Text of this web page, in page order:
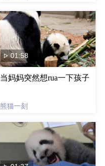
01:58
当妈妈突然想rua一下孩子
熊猫一刻